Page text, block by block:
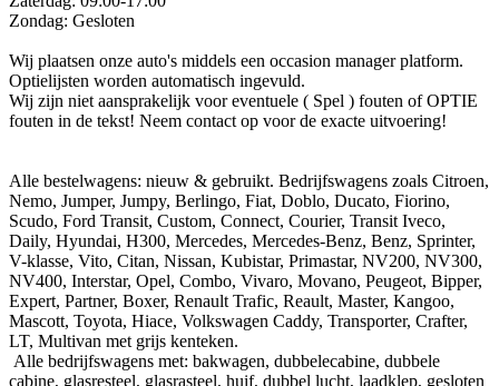
Zondag: Gesloten
Wij plaatsen onze auto's middels een occasion manager platform.
Optielijsten worden automatisch ingevuld.
Wij zijn niet aansprakelijk voor eventuele ( Spel ) fouten of OPTIE
fouten in de tekst! Neem contact op voor de exacte uitvoering!
Alle bestelwagens: nieuw & gebruikt. Bedrijfswagens zoals Citroen,
Nemo, Jumper, Jumpy, Berlingo, Fiat, Doblo, Ducato, Fiorino,
Scudo, Ford Transit, Custom, Connect, Courier, Transit Iveco,
Daily, Hyundai, H300, Mercedes, Mercedes-Benz, Benz, Sprinter,
V-klasse, Vito, Citan, Nissan, Kubistar, Primastar, NV200, NV300,
NV400, Interstar, Opel, Combo, Vivaro, Movano, Peugeot, Bipper,
Expert, Partner, Boxer, Renault Trafic, Reault, Master, Kangoo,
Mascott, Toyota, Hiace, Volkswagen Caddy, Transporter, Crafter,
LT, Multivan met grijs kenteken.
Alle bedrijfswagens met: bakwagen, dubbelecabine, dubbele
cabine, glasresteel, glasrasteel, huif, dubbel lucht, laadklep, gesloten